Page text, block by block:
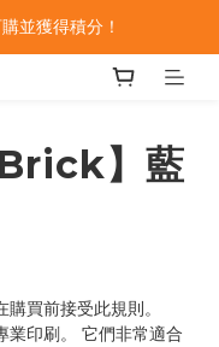
並獲得積分！
】藍
買前接受此規則。
業印刷。 它們非常適合